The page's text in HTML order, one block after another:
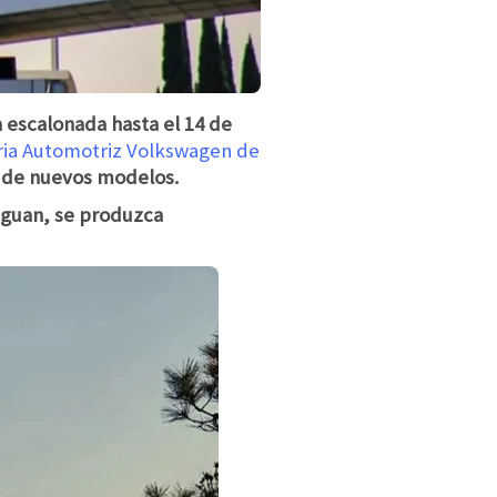
hasta el 14 de
Automotriz Volkswagen de
nuevos modelos.
se produzca